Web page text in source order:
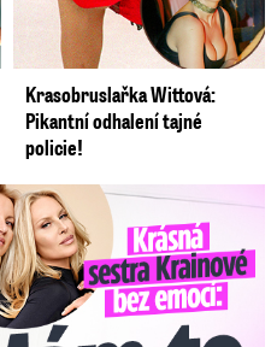
Krasobruslařka Wittová:
Pikantní odhalení tajné
policie!
Mám to za pár…